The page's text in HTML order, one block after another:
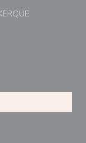
((新しいウィン